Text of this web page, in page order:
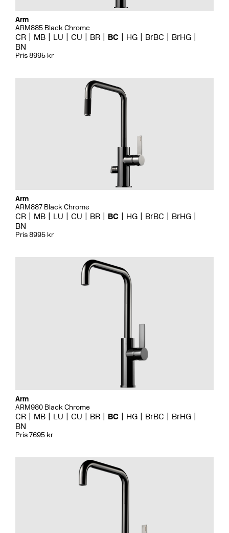
Arm
ARM885 Black Chrome
CR MB LU CU BR BC HG BrBC
BrHG
BN
Pris 8995 kr
Arm
ARM887 Black Chrome
CR MB LU CU BR BC HG BrBC
BrHG
BN
Pris 8995 kr
Arm
ARM980 Black Chrome
CR MB LU CU BR BC HG BrBC
BrHG
BN
Pris 7695 kr